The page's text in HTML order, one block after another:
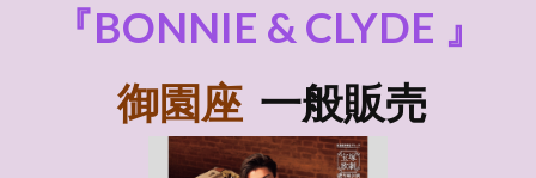
『BONNIE & CLYDE 』
御園座 一般販売